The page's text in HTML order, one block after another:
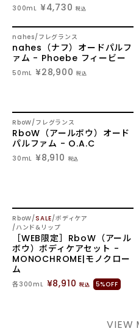
300mL ¥4,730 税込
3/
nahes フレグランス
nahes（ナフ）オードパルフ
ァム - Phoebe フィービー
50mL ¥28,900 税込
5/
RboW フレグランス
RboW（アールボウ）オード
パルファム - O.A.C
30mL ¥8,910 税込
7/
RboW SALE ボディケア
ハンド&リップ
［WEB限定］RboW（アール
ボウ）ボディケアセット -
MONOCHROME|モノクロー
ム
各300mL ¥8,910 税込 5%OFF
VIEW